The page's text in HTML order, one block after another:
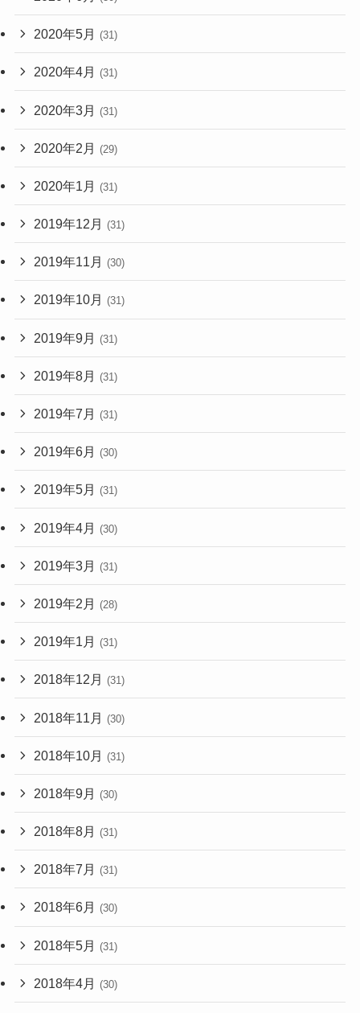
2020年5月 (31)
2020年4月 (31)
2020年3月 (31)
2020年2月 (29)
2020年1月 (31)
2019年12月 (31)
2019年11月 (30)
2019年10月 (31)
2019年9月 (31)
2019年8月 (31)
2019年7月 (31)
2019年6月 (30)
2019年5月 (31)
2019年4月 (30)
2019年3月 (31)
2019年2月 (28)
2019年1月 (31)
2018年12月 (31)
2018年11月 (30)
2018年10月 (31)
2018年9月 (30)
2018年8月 (31)
2018年7月 (31)
2018年6月 (30)
2018年5月 (31)
2018年4月 (30)